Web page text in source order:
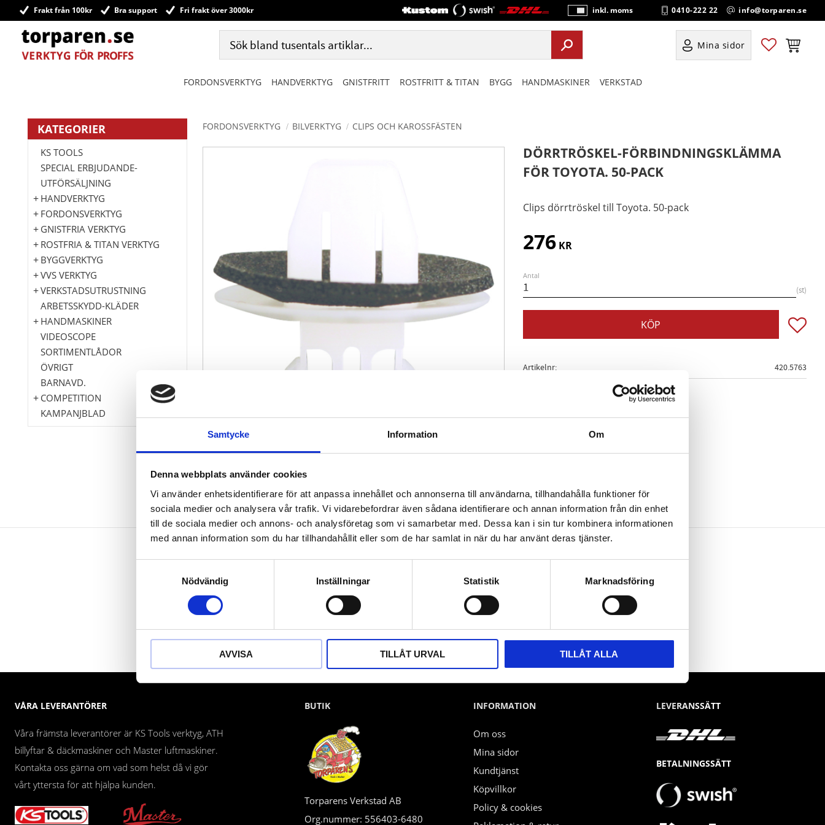
Samtycke Information Om
Denna webbplats använder cookies
Vi använder enhetsidentifierare för att anpassa innehållet och annonserna till användarna, tillhandahålla funktioner för
sociala medier och analysera vår trafik. Vi vidarebefordrar även sådana identifierare och annan information från din enhet
till de sociala medier och annons- och analysföretag som vi samarbetar med. Dessa kan i sin tur kombinera informationen
med annan information som du har tillhandahållit eller som de har samlat in när du har använt deras tjänster.
Nödvändig
Inställningar Statistik Marknadsföring
AVVISA TILLÅT URVAL TILLÅT ALLA
Frakt från 100kr Bra support Fri frakt över 3000kr
P
ri
s
e
vi
inkl. moms 0410-222 22 info@torparen.se
Mina sidor Favoriter
FORDONSVERKTYG HANDVERKTYG GNISTFRITT ROSTFRITT & TITAN BYGG HANDMASKINER VERKSTAD
FORDONSVERKTYG BILVERKTYG CLIPS OCH KAROSSFÄSTEN
DÖRRTRÖSKEL-FÖRBINDNINGSKLÄMMA
FÖR TOYOTA. 50-PACK
Clips dörrtröskel till Toyota. 50-pack
276KR
Antal
st
KÖP Lägg
Artikelnr 420.5763
KATEGORIER
KS TOOLS
SPECIAL ERBJUDANDE-
UTFÖRSÄLJNING
HANDVERKTYG
FORDONSVERKTYG
GNISTFRIA VERKTYG
ROSTFRIA & TITAN VERKTYG
BYGGVERKTYG
VVS VERKTYG
VERKSTADSUTRUSTNING
ARBETSSKYDD-KLÄDER
HANDMASKINER
VIDEOSCOPE
SORTIMENTLÅDOR
ÖVRIGT
BARNAVD.
COMPETITION
KAMPANJBLAD
PRENUMERERA
VÅRA LEVERANTÖRER
Våra främsta leverantörer är KS Tools verktyg, ATH
billyftar & däckmaskiner och Master luftmaskiner.
Kontakta oss gärna om vad som helst då vi gör
vårt yttersta för att hjälpa kunden.
BUTIK
Torparens Verkstad AB
Org.nummer: 556403-6480
INFORMATION
Om oss
Mina sidor
Kundtjänst
Köpvillkor
Policy & cookies
LEVERANSSÄTT
BETALNINGSSÄTT